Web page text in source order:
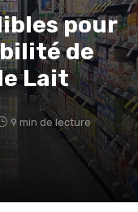
pour
de
Lait
9 min de lecture